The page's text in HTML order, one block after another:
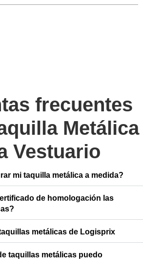
frecuentes
Metálica
Vestuario
mi taquilla metálica a medida?
de homologación las
metálicas de Logisprix
taquillas metálicas puedo